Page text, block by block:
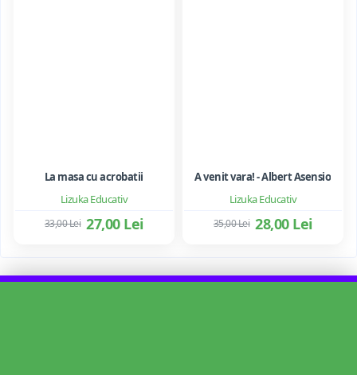
Lizuka Educativ
La masa cu acrobatii
27,00 Lei
33,00 Lei
Lizuka Educativ
A venit vara! - Albert Asensio
28,00 Lei
35,00 Lei